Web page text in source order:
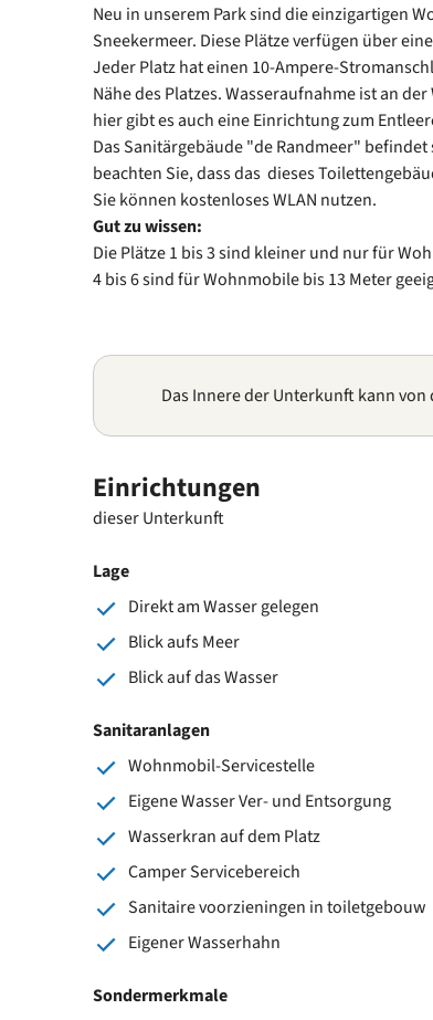
Neu in unserem Park sind die einzigartigen
Sneekermeer. Diese Plätze verfügen über
Jeder Platz hat einen 10-Ampere-
Nähe des Platzes. Wasseraufnahme ist an
hier gibt es auch eine Einrichtung zum
Das Sanitärgebäude "de Randmeer" befindet
beachten Sie, dass das dieses
Sie können kostenloses WLAN nutzen.
Gut zu wissen:
Die Plätze 1 bis 3 sind kleiner und nur für
4 bis 6 sind für Wohnmobile bis 13 Meter
Das Innere der Unterkunft kann
Einrichtungen
dieser Unterkunft
Lage
Direkt am Wasser gelegen
Blick aufs Meer
Blick auf das Wasser
Sanitaranlagen
Wohnmobil-Servicestelle
Eigene Wasser Ver- und Entsorgung
Wasserkran auf dem Platz
Camper Servicebereich
Sanitaire voorzieningen in toiletgebouw
Eigener Wasserhahn
Sondermerkmale